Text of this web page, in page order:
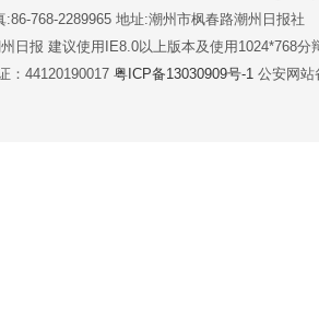
:86-768-2289965 地址:潮州市枫春路潮州日报社
日报 建议使用IE8.0以上版本及使用1024*768分
：44120190017 粤ICP备13030909号-1 公安网站